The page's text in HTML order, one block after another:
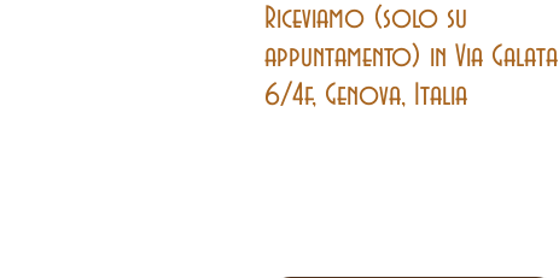
Riceviamo (solo su
appuntamento) in Via Galata
6/4f, Genova, Italia